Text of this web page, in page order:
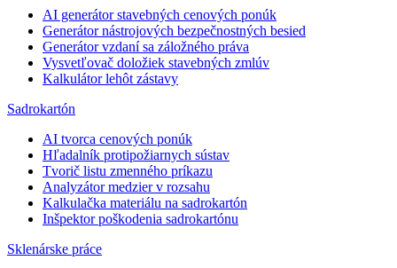
AI generátor stavebných cenových ponúk
Generátor nástrojových bezpečnostných besied
Generátor vzdaní sa záložného práva
Vysvetľovač doložiek stavebných zmlúv
Kalkulátor lehôt zástavy
Sadrokartón
AI tvorca cenových ponúk
Hľadalník protipožiarnych sústav
Tvorič listu zmenného príkazu
Analyzátor medzier v rozsahu
Kalkulačka materiálu na sadrokartón
Inšpektor poškodenia sadrokartónu
Sklenárske práce